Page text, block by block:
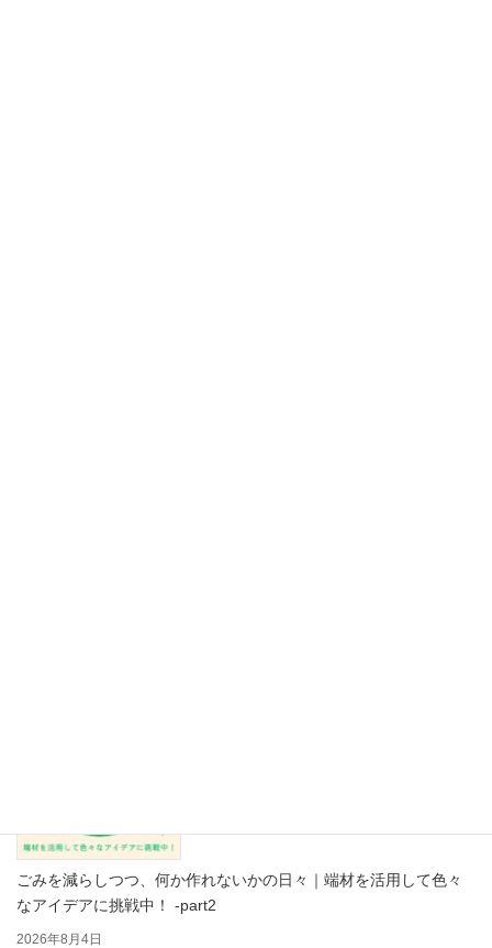
ごみを減らしつつ、何か作れないかの日々｜端材を活用して色々
なアイデアに挑戦中！ -part2
2026年8月4日